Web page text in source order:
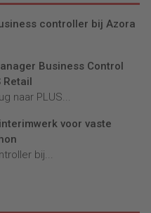
controller bij Azora
Business Control
naar PLUS...
voor vaste
bij...